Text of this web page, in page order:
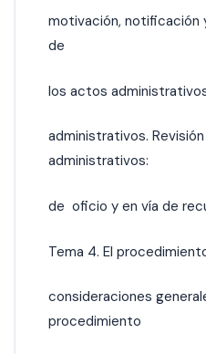
motivación, notificación
de
los actos
administrativos.
administrativos:
de oficio y en vía de
Tema 4. El
consideraciones
procedimiento